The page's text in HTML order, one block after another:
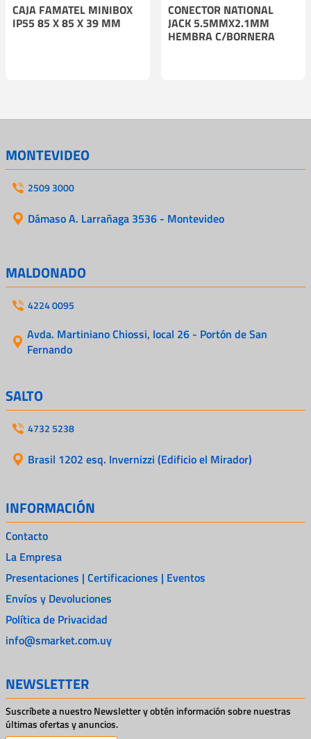
CAJA FAMATEL MINIBOX
IP55 85 X 85 X 39 MM
CONECTOR NATIONAL
JACK 5.5MMX2.1MM
HEMBRA C/BORNERA
MONTEVIDEO
2509 3000
Dámaso A. Larrañaga 3536 - Montevideo
MALDONADO
4224 0095
Avda. Martiniano Chiossi, local 26 - Portón de San
Fernando
SALTO
4732 5238
Brasil 1202 esq. Invernizzi (Edificio el Mirador)
INFORMACIÓN
Contacto
La Empresa
Presentaciones | Certificaciones | Eventos
Envíos y Devoluciones
Política de Privacidad
info@smarket.com.uy
NEWSLETTER
Suscríbete a nuestro Newsletter y obtén información sobre nuestras
últimas ofertas y anuncios.